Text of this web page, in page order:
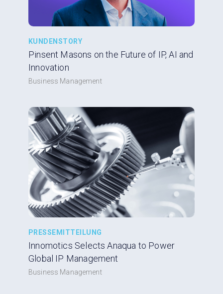
KUNDENSTORY
Pinsent Masons on the Future of IP, AI and
Innovation
Business Management
PRESSEMITTEILUNG
Innomotics Selects Anaqua to Power
Global IP Management
Business Management